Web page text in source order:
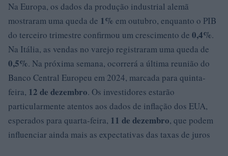
Na Europa, os dados da produção industrial alemã
mostraram uma queda de 1% em outubro, enquanto o PIB
do terceiro trimestre confirmou um crescimento de 0,4%.
Na Itália, as vendas no varejo registraram uma queda de
0,5%. Na próxima semana, ocorrerá a última reunião do
Banco Central Europeu em 2024, marcada para quinta-
feira, 12 de dezembro. Os investidores estarão
particularmente atentos aos dados de inflação dos EUA,
esperados para quarta-feira, 11 de dezembro, que podem
influenciar ainda mais as expectativas das taxas de juros